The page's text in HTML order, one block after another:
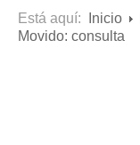
Mensajes recientes
Está aquí: Inicio
Movido: consulta